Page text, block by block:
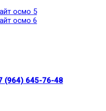
осмо 5
осмо 6
(964) 645-76-48